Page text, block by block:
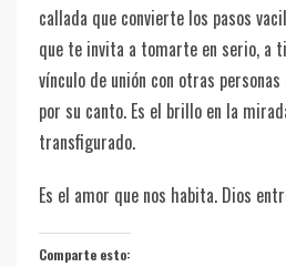
callada que convierte los pasos
que te invita a tomarte en serio, a
vínculo de unión con otras
por su canto. Es el brillo en la
transfigurado.
Es el amor que nos habita. Dios
Comparte esto: